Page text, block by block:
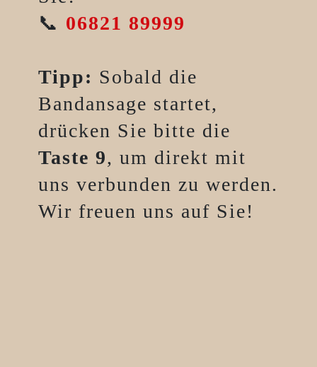
📞 06821 89999
Tipp: Sobald die
Bandansage startet,
drücken Sie bitte die
Taste 9, um direkt mit
uns verbunden zu werden.
Wir freuen uns auf Sie!